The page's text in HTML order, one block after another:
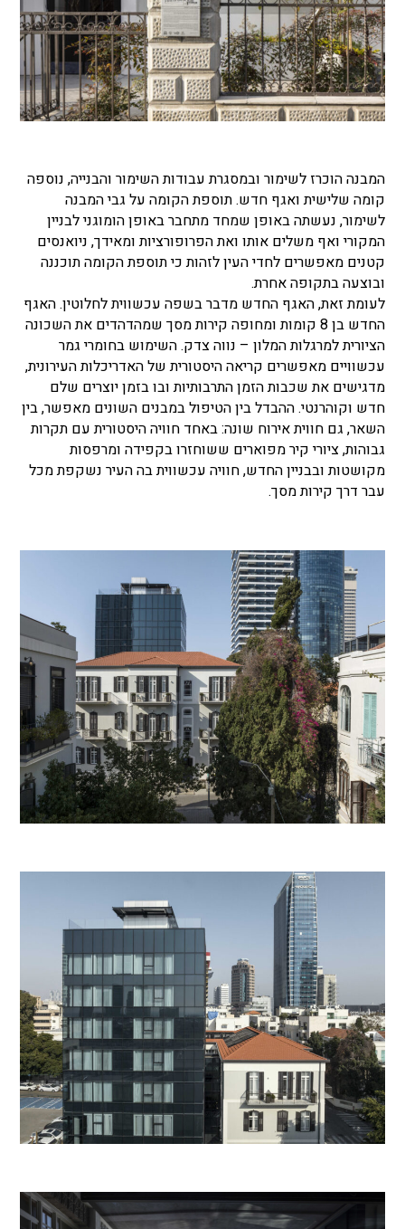
המבנה הוכרז לשימור ובמסגרת עבודות השימור והבנייה, נוספה
קומה שלישית ואגף חדש. תוספת הקומה על גבי המבנה
לשימור, נעשתה באופן שמחד מתחבר באופן הומוגני לבניין
המקורי ואף משלים אותו ואת הפרופורציות ומאידך, ניואנסים
קטנים מאפשרים לחדי העין לזהות כי תוספת הקומה תוכננה
ובוצעה בתקופה אחרת.
לעומת זאת, האגף החדש מדבר בשפה עכשווית לחלוטין. האגף
החדש בן 8 קומות ומחופה קירות מסך שמהדהדים את השכונה
הציורית למרגלות המלון – נווה צדק. השימוש בחומרי גמר
עכשוויים מאפשרים קריאה היסטורית של האדריכלות העירונית,
מדגישים את שכבות הזמן התרבותיות ובו בזמן יוצרים שלם
חדש וקוהרנטי. ההבדל בין הטיפול במבנים השונים מאפשר, בין
השאר, גם חווית אירוח שונה: באחד חוויה היסטורית עם תקרות
גבוהות, ציורי קיר מפוארים ששוחזרו בקפידה ומרפסות
מקושטות ובבניין החדש, חוויה עכשווית בה העיר נשקפת מכל
עבר דרך קירות מסך.